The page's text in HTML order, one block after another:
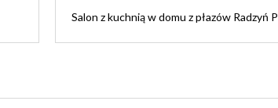
Salon z kuchnią w domu z płazów Radzyń P